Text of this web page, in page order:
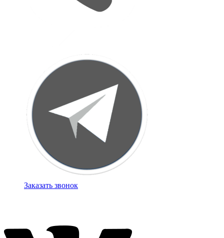
Заказать звонок